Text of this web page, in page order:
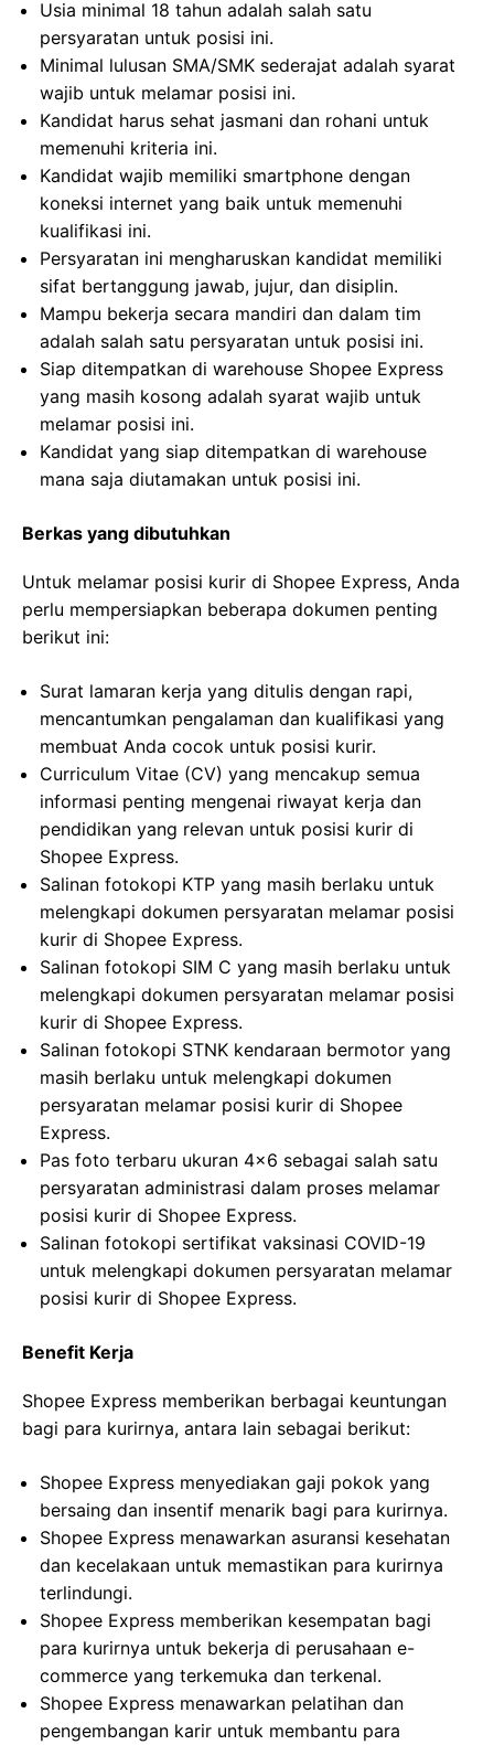
Usia minimal 18 tahun adalah salah satu
persyaratan untuk posisi ini.
Minimal lulusan SMA/SMK sederajat adalah syarat
wajib untuk melamar posisi ini.
Kandidat harus sehat jasmani dan rohani untuk
memenuhi kriteria ini.
Kandidat wajib memiliki smartphone dengan
koneksi internet yang baik untuk memenuhi
kualifikasi ini.
Persyaratan ini mengharuskan kandidat memiliki
sifat bertanggung jawab, jujur, dan disiplin.
Mampu bekerja secara mandiri dan dalam tim
adalah salah satu persyaratan untuk posisi ini.
Siap ditempatkan di warehouse Shopee Express
yang masih kosong adalah syarat wajib untuk
melamar posisi ini.
Kandidat yang siap ditempatkan di warehouse
mana saja diutamakan untuk posisi ini.
Berkas yang dibutuhkan
Untuk melamar posisi kurir di Shopee Express, Anda
perlu mempersiapkan beberapa dokumen penting
berikut ini:
Surat lamaran kerja yang ditulis dengan rapi,
mencantumkan pengalaman dan kualifikasi yang
membuat Anda cocok untuk posisi kurir.
Curriculum Vitae (CV) yang mencakup semua
informasi penting mengenai riwayat kerja dan
pendidikan yang relevan untuk posisi kurir di
Shopee Express.
Salinan fotokopi KTP yang masih berlaku untuk
melengkapi dokumen persyaratan melamar posisi
kurir di Shopee Express.
Salinan fotokopi SIM C yang masih berlaku untuk
melengkapi dokumen persyaratan melamar posisi
kurir di Shopee Express.
Salinan fotokopi STNK kendaraan bermotor yang
masih berlaku untuk melengkapi dokumen
persyaratan melamar posisi kurir di Shopee
Express.
Pas foto terbaru ukuran 4×6 sebagai salah satu
persyaratan administrasi dalam proses melamar
posisi kurir di Shopee Express.
Salinan fotokopi sertifikat vaksinasi COVID-19
untuk melengkapi dokumen persyaratan melamar
posisi kurir di Shopee Express.
Benefit Kerja
Shopee Express memberikan berbagai keuntungan
bagi para kurirnya, antara lain sebagai berikut:
Shopee Express menyediakan gaji pokok yang
bersaing dan insentif menarik bagi para kurirnya.
Shopee Express menawarkan asuransi kesehatan
dan kecelakaan untuk memastikan para kurirnya
terlindungi.
Shopee Express memberikan kesempatan bagi
para kurirnya untuk bekerja di perusahaan e-
commerce yang terkemuka dan terkenal.
Shopee Express menawarkan pelatihan dan
pengembangan karir untuk membantu para